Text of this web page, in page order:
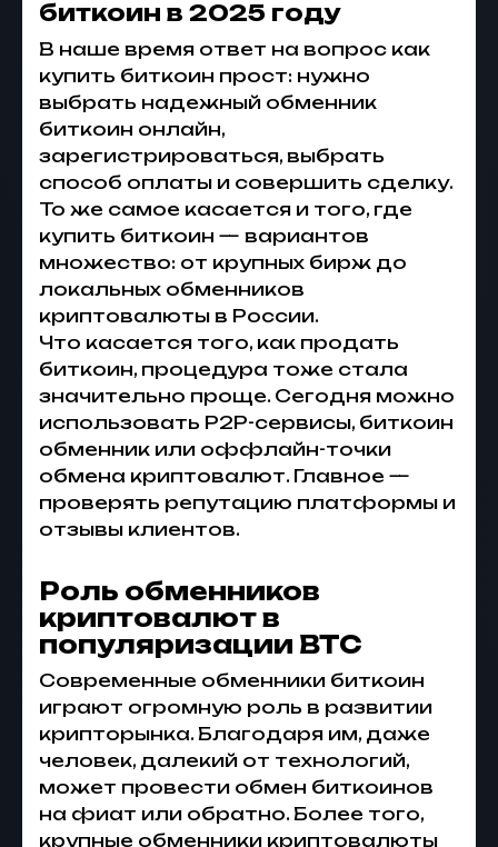
биткоин в 2025 году
В наше время ответ на вопрос как
купить биткоин прост: нужно
выбрать надежный обменник
биткоин онлайн,
зарегистрироваться, выбрать
способ оплаты и совершить сделку.
То же самое касается и того, где
купить биткоин — вариантов
множество: от крупных бирж до
локальных обменников
криптовалюты в России.
Что касается того, как продать
биткоин, процедура тоже стала
значительно проще. Сегодня можно
использовать P2P-сервисы, биткоин
обменник или оффлайн-точки
обмена криптовалют. Главное —
проверять репутацию платформы и
отзывы клиентов.
Роль обменников
криптовалют в
популяризации BTC
Современные обменники биткоин
играют огромную роль в развитии
крипторынка. Благодаря им, даже
человек, далекий от технологий,
может провести обмен биткоинов
на фиат или обратно. Более того,
крупные обменники криптовалюты